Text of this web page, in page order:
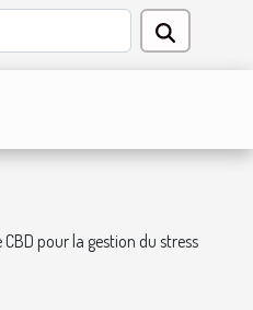
pour la gestion du stress